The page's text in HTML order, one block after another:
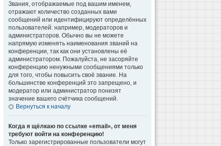
Звания, отображаемые под вашим именем,
отражают количество созданных вами
сообщений или идентифицируют определённых
пользователей: например, модераторов и
администраторов. Обычно вы не можете
напрямую изменять наименования званий на
конференции, так как они установлены её
администратором. Пожалуйста, не засоряйте
конференцию ненужными сообщениями только
для того, чтобы повысить своё звание. На
большинстве конференций это запрещено, и
модератор или администратор понизят
значение вашего счётчика сообщений.
Вернуться к началу
Когда я щёлкаю по ссылке «email», от меня
требуют войти на конференцию!
Только зарегистрированные пользователи могут